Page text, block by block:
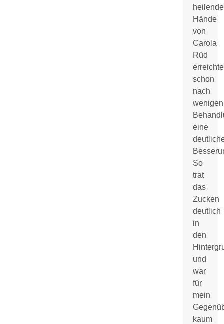
Hände
von
Carola
Rüd
schon
nach
wenigen
eine
So
trat
das
Zucken
deutlich
in
den
und
war
für
mein
kaum